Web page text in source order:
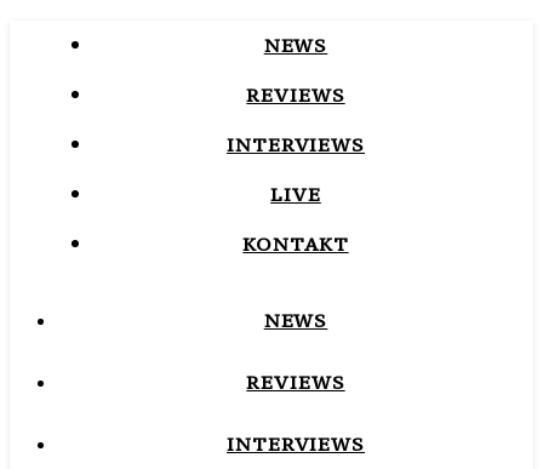
NEWS
REVIEWS
INTERVIEWS
LIVE
KONTAKT
NEWS
REVIEWS
INTERVIEWS